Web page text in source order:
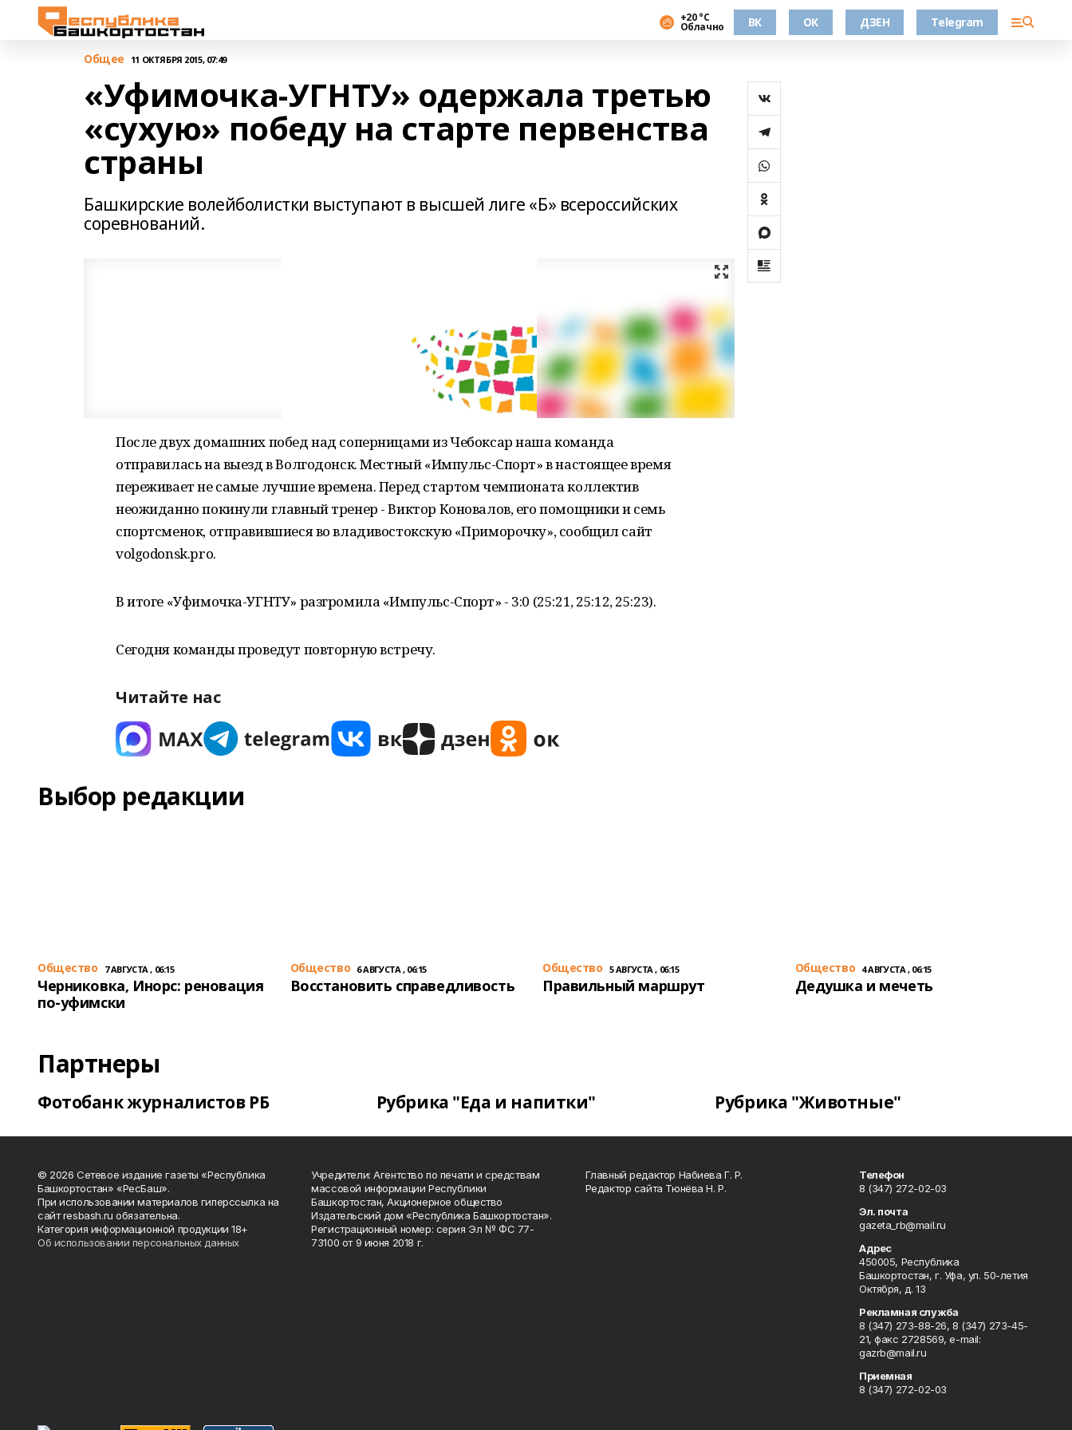
+20 °С
Облачно ВК OK ДЗЕН Telegram
Общее 11 ОКТЯБРЯ 2015, 07:49
«Уфимочка-УГНТУ» одержала третью
«сухую» победу на старте первенства
страны
Башкирские волейболистки выступают в высшей лиге «Б» всероссийских
соревнований.
После двух домашних побед над соперницами из Чебоксар наша команда
отправилась на выезд в Волгодонск. Местный «Импульс-Спорт» в настоящее время
переживает не самые лучшие времена. Перед стартом чемпионата коллектив
неожиданно покинули главный тренер - Виктор Коновалов, его помощники и семь
спортсменок, отправившиеся во владивостокскую «Приморочку», сообщил сайт
volgodonsk.pro.
В итоге «Уфимочка-УГНТУ» разгромила «Импульс-Спорт» - 3:0 (25:21, 25:12, 25:23).
Сегодня команды проведут повторную встречу.
Читайте нас
Выбор редакции
Общество 7 АВГУСТА , 06:15
Черниковка, Инорс: реновация
по-уфимски
Общество 6 АВГУСТА , 06:15
Восстановить справедливость
Общество 5 АВГУСТА , 06:15
Правильный маршрут
Общество 4 АВГУСТА , 06:15
Дедушка и мечеть
Партнеры
Фотобанк журналистов РБ Рубрика "Еда и напитки" Рубрика "Животные"
© 2026 Сетевое издание газеты «Республика
Башкортостан» «РесБаш».
При использовании материалов гиперссылка на
сайт resbash.ru обязательна.
Категория информационной продукции 18+
Об использовании персональных данных
Учредители: Агентство по печати и средствам
массовой информации Республики
Башкортостан, Акционерное общество
Издательский дом «Республика Башкортостан».
Регистрационный номер: серия Эл № ФС 77-
73100 от 9 июня 2018 г.
Главный редактор Набиева Г. Р.
Редактор сайта Тюнёва Н. Р.
Телефон
8 (347) 272-02-03
Эл. почта
gazeta_rb@mail.ru
Адрес
450005, Республика
Башкортостан, г. Уфа, ул. 50-летия
Октября, д. 13
Рекламная служба
8 (347) 273-88-26, 8 (347) 273-45-
21, факс 2728569, e-mail:
gazrb@mail.ru
Приемная
8 (347) 272-02-03